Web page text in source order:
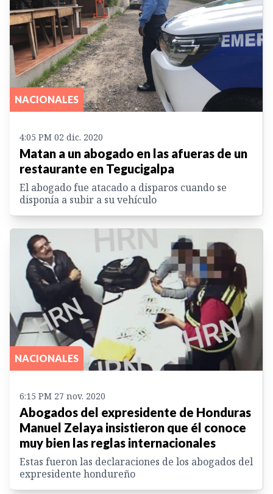
NACIONALES
4:05 PM 02 dic. 2020
Matan a un abogado en las afueras de un
restaurante en Tegucigalpa
El abogado fue atacado a disparos cuando se
disponía a subir a su vehículo
NACIONALES
6:15 PM 27 nov. 2020
Abogados del expresidente de Honduras
Manuel Zelaya insistieron que él conoce
muy bien las reglas internacionales
Estas fueron las declaraciones de los abogados del
expresidente hondureño